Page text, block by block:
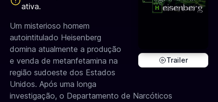
Trailer
ativa.
Um misterioso homem
autointitulado Heisenberg
domina atualmente a produção
e venda de metanfetamina na
região sudoeste dos Estados
Unidos. Após uma longa
investigação, o Departamento de Narcóticos